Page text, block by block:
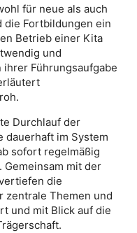
für neue als auch
Fortbildungen ein
Betrieb einer Kita
und
Führungsaufgabe
Durchlauf der
dauerhaft im System
sofort regelmäßig
mit der
die
zentrale Themen und
und mit Blick auf die